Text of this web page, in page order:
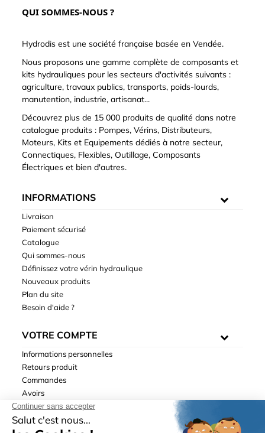
QUI SOMMES-NOUS ?
Hydrodis est une société française basée en Vendée.
Nous proposons une gamme complète de composants et
kits hydrauliques pour les secteurs d'activités suivants :
agriculture, travaux publics, transports, poids-lourds,
manutention, industrie, artisanat...
Découvrez plus de 15 000 produits de qualité dans notre
catalogue produits : Pompes, Vérins, Distributeurs,
Moteurs, Kits et Equipements dédiés à notre secteur,
Connectiques, Flexibles, Outillage, Composants
Électriques et bien d'autres.
INFORMATIONS
Livraison
Paiement sécurisé
Catalogue
Qui sommes-nous
Définissez votre vérin hydraulique
Nouveaux produits
Plan du site
Besoin d'aide ?
VOTRE COMPTE
Informations personnelles
Retours produit
Commandes
Avoirs
Adresses
Bons de réduction